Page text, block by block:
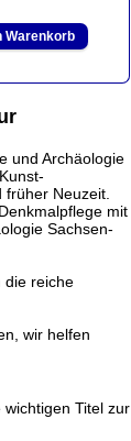
und Archäologie
Neuzeit.
mit
Sachsen-
die reiche
wir helfen
wichtigen Titel zur